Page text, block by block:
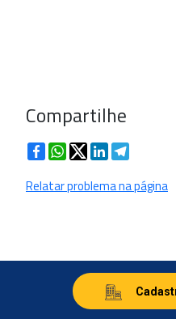
Compartilhe
FacebookWhatsApp
TwitterLinkedIn
Relatar problema na página